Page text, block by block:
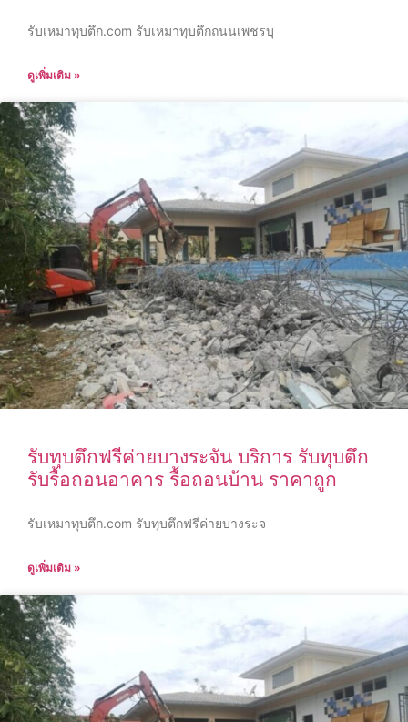
รับเหมาทุบตึก.com รับเหมาทุบตึกถนนเพชรบุ
ดูเพิ่มเติม »
รับทุบตึกฟรีค่ายบางระจัน บริการ รับทุบตึก
รับรื้อถอนอาคาร รื้อถอนบ้าน ราคาถูก
รับเหมาทุบตึก.com รับทุบตึกฟรีค่ายบางระจ
ดูเพิ่มเติม »